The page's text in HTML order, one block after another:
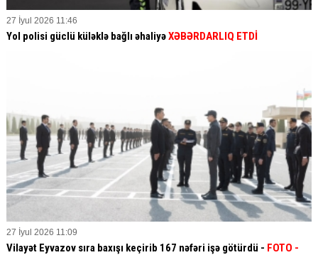
27 İyul 2026 11:46
Yol polisi güclü küləklə bağlı əhaliyəXƏBƏRDARLIQ ETDİ
27 İyul 2026 11:09
Vilayət Eyvazov sıra baxışı keçirib 167 nəfəri işə götürdü - FOTO -